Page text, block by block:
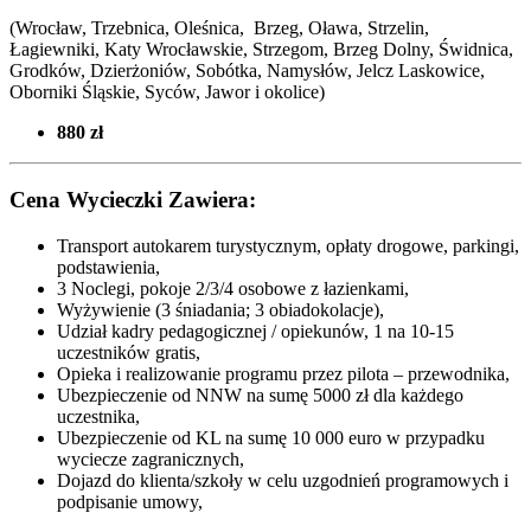
(Wrocław, Trzebnica, Oleśnica, Brzeg, Oława, Strzelin,
Łagiewniki, Katy Wrocławskie, Strzegom, Brzeg Dolny, Świdnica,
Grodków, Dzierżoniów, Sobótka, Namysłów, Jelcz Laskowice,
Oborniki Śląskie, Syców, Jawor i okolice)
880 zł
Cena Wycieczki Zawiera:
Transport autokarem turystycznym, opłaty drogowe, parkingi,
podstawienia,
3 Noclegi, pokoje 2/3/4 osobowe z łazienkami,
Wyżywienie (3 śniadania; 3 obiadokolacje),
Udział kadry pedagogicznej / opiekunów, 1 na 10-15
uczestników gratis,
Opieka i realizowanie programu przez pilota – przewodnika,
Ubezpieczenie od NNW na sumę 5000 zł dla każdego
uczestnika,
Ubezpieczenie od KL na sumę 10 000 euro w przypadku
wyciecze zagranicznych,
Dojazd do klienta/szkoły w celu uzgodnień programowych i
podpisanie umowy,